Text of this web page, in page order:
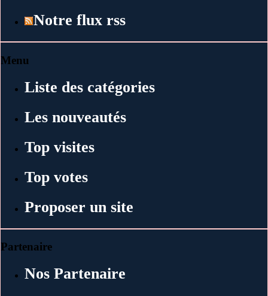
Notre flux rss
Menu
Liste des catégories
Les nouveautés
Top visites
Top votes
Proposer un site
Partenaire
Nos Partenaire